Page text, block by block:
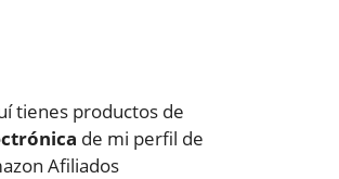
tienes productos de
de mi perfil de
Afiliados